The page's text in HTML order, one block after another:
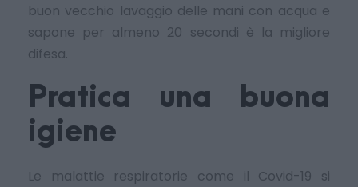
buon vecchio lavaggio delle mani con acqua e
sapone per almeno 20 secondi è la migliore
difesa.
Pratica una buona
igiene
Le malattie respiratorie come il Covid-19 si